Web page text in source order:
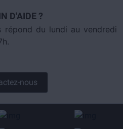
D'AIDE ?
répond du lundi au vendredi
nous